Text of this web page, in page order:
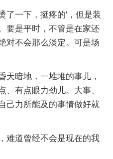
一下，挺疼的'，但是装
要是平时，不管是在家还
对不会那么淡定。可是场
暗地，一堆堆的事儿，
、有点眼力劲儿。大事、
己力所能及的事情做好就
道曾经不会是现在的我